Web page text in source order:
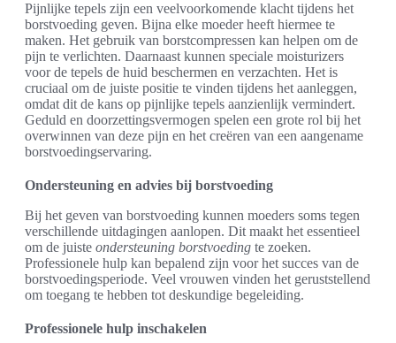
Pijnlijke tepels zijn een veelvoorkomende klacht tijdens het
borstvoeding geven. Bijna elke moeder heeft hiermee te
maken. Het gebruik van borstcompressen kan helpen om de
pijn te verlichten. Daarnaast kunnen speciale moisturizers
voor de tepels de huid beschermen en verzachten. Het is
cruciaal om de juiste positie te vinden tijdens het aanleggen,
omdat dit de kans op pijnlijke tepels aanzienlijk vermindert.
Geduld en doorzettingsvermogen spelen een grote rol bij het
overwinnen van deze pijn en het creëren van een aangename
borstvoedingservaring.
Ondersteuning en advies bij borstvoeding
Bij het geven van borstvoeding kunnen moeders soms tegen
verschillende uitdagingen aanlopen. Dit maakt het essentieel
om de juiste ondersteuning borstvoeding te zoeken.
Professionele hulp kan bepalend zijn voor het succes van de
borstvoedingsperiode. Veel vrouwen vinden het geruststellend
om toegang te hebben tot deskundige begeleiding.
Professionele hulp inschakelen